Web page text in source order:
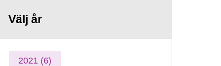
Välj år
2021 (6)